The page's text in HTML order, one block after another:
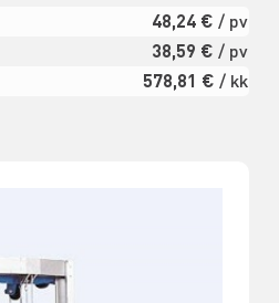
48,24 € / pv
38,59 € / pv
578,81 € / kk